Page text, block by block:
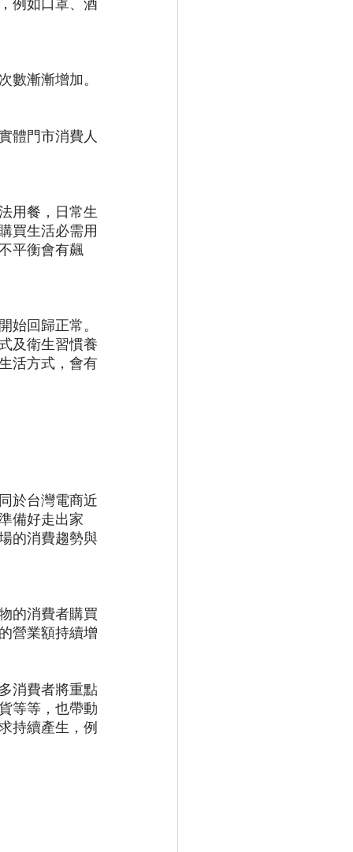
數漸漸增加。
體門市消費人
用餐，日常生
買生活必需用
平衡會有飆
始回歸正常。
及衛生習慣養
活方式，會有
於台灣電商近
備好走出家
的消費趨勢與
的消費者購買
營業額持續增
消費者將重點
等等，也帶動
持續產生，例